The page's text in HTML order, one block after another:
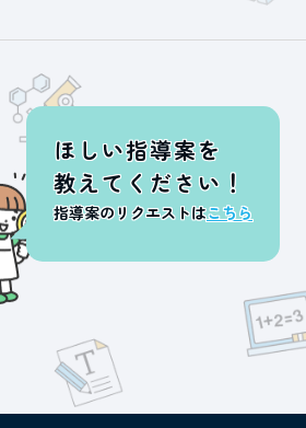
ほしい指導案を
教えてください！
指導案のリクエストはこちら